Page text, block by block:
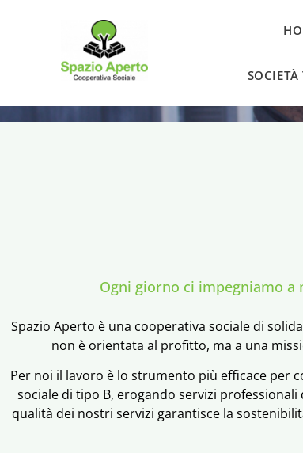
SOCIETÀ
Ogni giorno ci impegniamo
Spazio Aperto è una cooperativa sociale di
non è orientata al profitto, ma a una
Per noi il lavoro è lo strumento più efficace per
sociale di tipo B, erogando servizi
qualità dei nostri servizi garantisce la